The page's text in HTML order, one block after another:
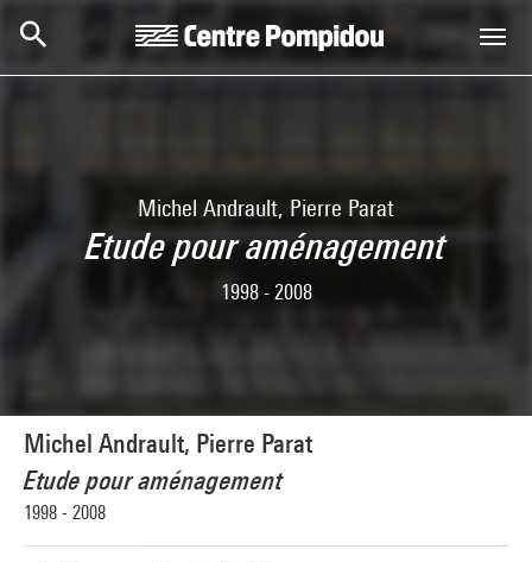
Michel Andrault, Pierre Parat
Etude pour aménagement
1998 - 2008
Michel Andrault, Pierre Parat
Etude pour aménagement
1998 - 2008